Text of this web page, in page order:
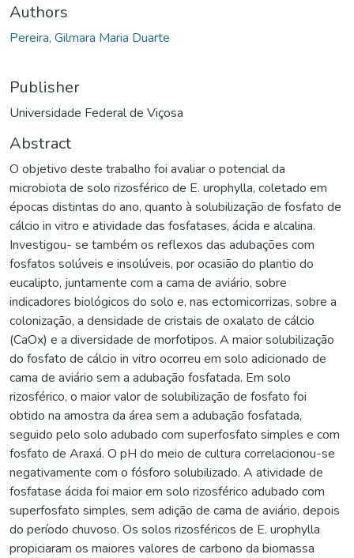
Authors
Pereira, Gilmara Maria Duarte
Publisher
Universidade Federal de Viçosa
Abstract
O objetivo deste trabalho foi avaliar o potencial da
microbiota de solo rizosférico de E. urophylla, coletado em
épocas distintas do ano, quanto à solubilização de fosfato de
cálcio in vitro e atividade das fosfatases, ácida e alcalina.
Investigou- se também os reflexos das adubações com
fosfatos solúveis e insolúveis, por ocasião do plantio do
eucalipto, juntamente com a cama de aviário, sobre
indicadores biológicos do solo e, nas ectomicorrizas, sobre a
colonização, a densidade de cristais de oxalato de cálcio
(CaOx) e a diversidade de morfotipos. A maior solubilização
do fosfato de cálcio in vitro ocorreu em solo adicionado de
cama de aviário sem a adubação fosfatada. Em solo
rizosférico, o maior valor de solubilização de fosfato foi
obtido na amostra da área sem a adubação fosfatada,
seguido pelo solo adubado com superfosfato simples e com
fosfato de Araxá. O pH do meio de cultura correlacionou-se
negativamente com o fósforo solubilizado. A atividade de
fosfatase ácida foi maior em solo rizosférico adubado com
superfosfato simples, sem adição de cama de aviário, depois
do período chuvoso. Os solos rizosféricos de E. urophylla
propiciaram os maiores valores de carbono da biomassa